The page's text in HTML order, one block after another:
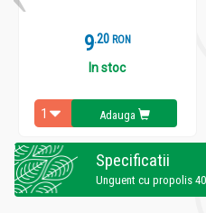
9.2 RON
In stoc
Adauga
Specificatii
Unguent cu propolis